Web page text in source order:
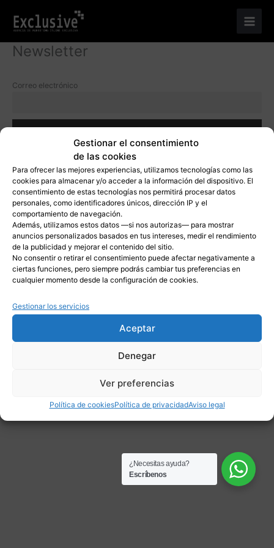
Gestionar el consentimiento
de las cookies
Para ofrecer las mejores experiencias, utilizamos tecnologías como las
cookies para almacenar y/o acceder a la información del dispositivo. El
consentimiento de estas tecnologías nos permitirá procesar datos
personales, como identificadores únicos, dirección IP y el
comportamiento de navegación.
Además, utilizamos estos datos —si nos autorizas— para mostrar
anuncios personalizados basados en tus intereses, medir el rendimiento
de la publicidad y mejorar el contenido del sitio.
No consentir o retirar el consentimiento puede afectar negativamente a
ciertas funciones, pero siempre podrás cambiar tus preferencias en
cualquier momento desde la configuración de cookies.
Gestionar los servicios
Aceptar
Denegar
Ver preferencias
Política de cookiesPolítica de privacidadAviso legal
contenido
Newsletter
Correo electrónico
Aviso Legal|Política de Privacidad|Política de Cookies
Copyright © 2026 Agencia de Marketing Digital
¿Necesitas ayuda?
Escríbenos